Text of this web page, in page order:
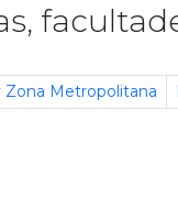
Zona Metropolitana